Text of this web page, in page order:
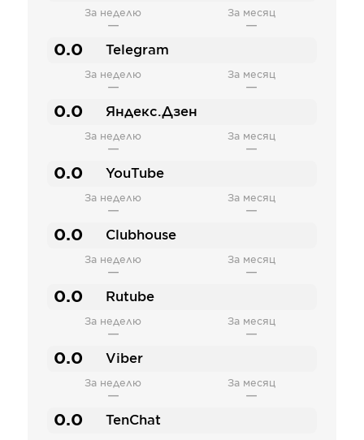
За неделю
—
За месяц
—
0.0 Telegram
За неделю
—
За месяц
—
0.0 Яндекс.Дзен
За неделю
—
За месяц
—
0.0 YouTube
За неделю
—
За месяц
—
0.0 Clubhouse
За неделю
—
За месяц
—
0.0 Rutube
За неделю
—
За месяц
—
0.0 Viber
За неделю
—
За месяц
—
0.0 TenChat